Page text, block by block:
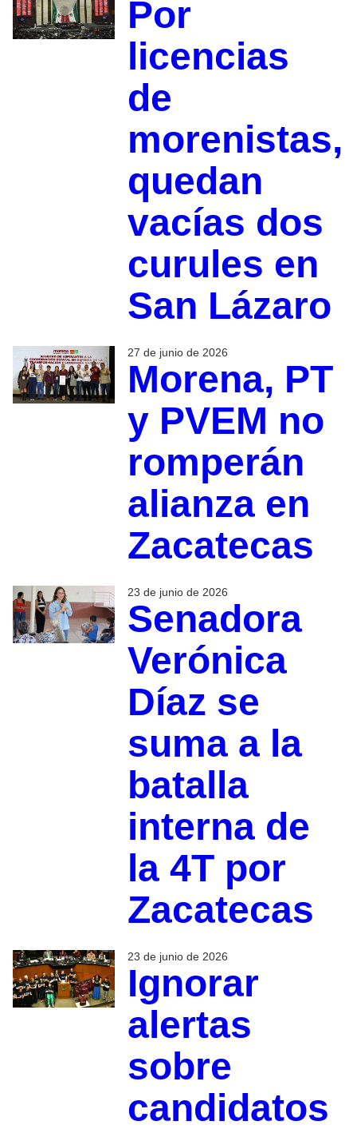
Por
licencias
de
morenistas,
quedan
vacías dos
curules en
San Lázaro
27 de junio de 2026
Morena, PT
y PVEM no
romperán
alianza en
Zacatecas
23 de junio de 2026
Senadora
Verónica
Díaz se
suma a la
batalla
interna de
la 4T por
Zacatecas
23 de junio de 2026
Ignorar
alertas
sobre
candidatos